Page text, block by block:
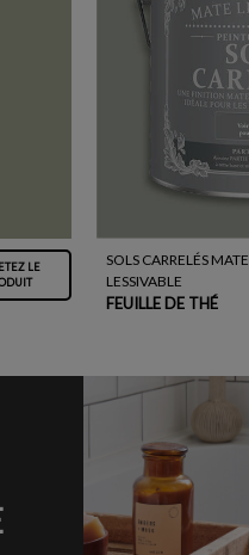
LE
SOLS CARRELÉS MATE
LESSIVABLE
FEUILLE DE THÉ